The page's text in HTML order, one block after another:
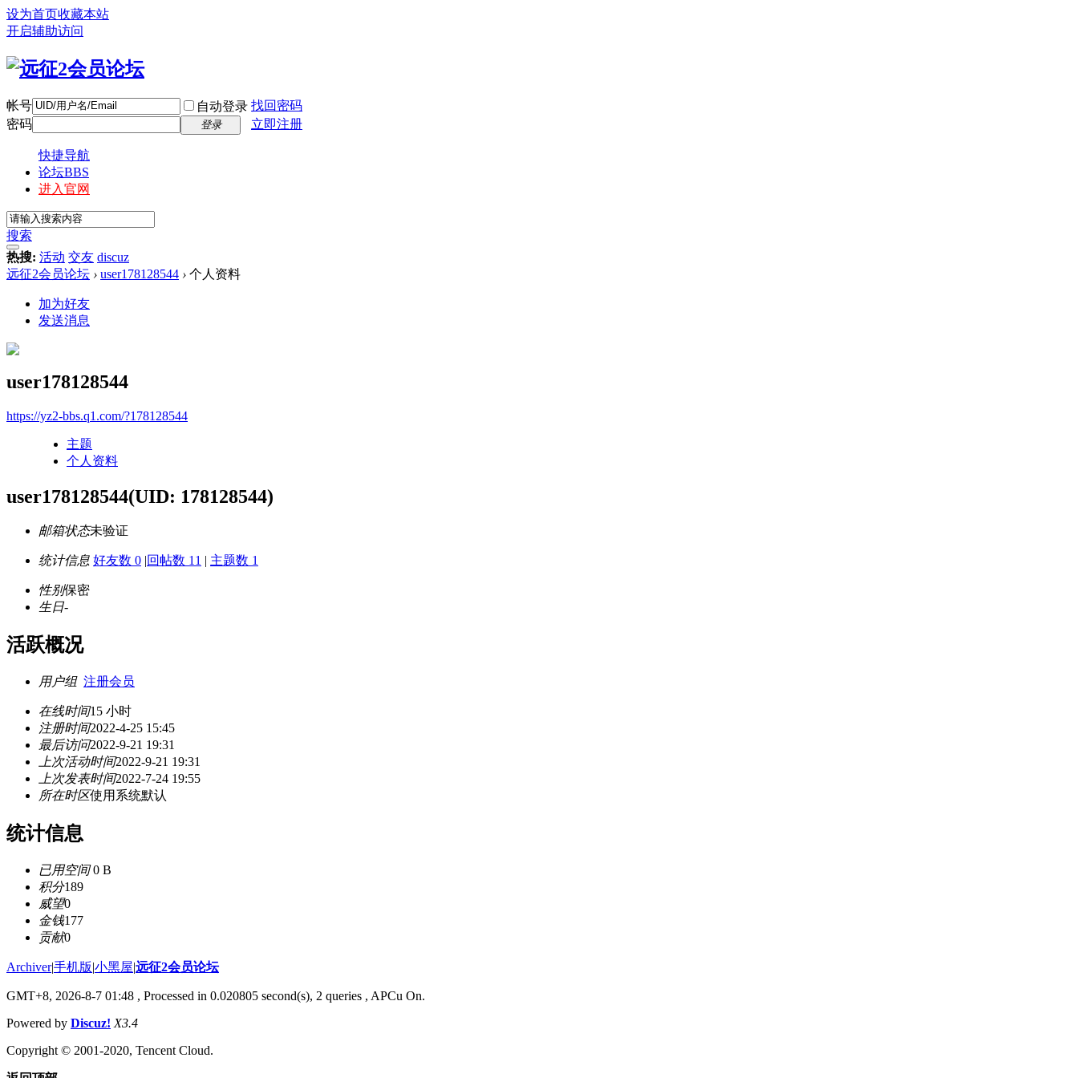
设为首页收藏本站
开启辅助访问
帐号 自动登录 找回密码
密码
登录 立即注册
快捷导航
论坛BBS
进入官网
搜索
热搜: 活动 交友 discuz
远征2会员论坛 › user178128544 › 个人资料
加为好友
发送消息
user178128544
https://yz2-bbs.q1.com/?178128544
主题
个人资料
user178128544(UID: 178128544)
邮箱状态未验证
统计信息 好友数 0 |回帖数 11 | 主题数 1
性别保密
生日-
活跃概况
用户组 注册会员
在线时间15 小时
注册时间2022-4-25 15:45
最后访问2022-9-21 19:31
上次活动时间2022-9-21 19:31
上次发表时间2022-7-24 19:55
所在时区使用系统默认
统计信息
已用空间0 B
积分189
威望0
金钱177
贡献0
Archiver|手机版|小黑屋|远征2会员论坛
GMT+8, 2026-8-7 01:48 , Processed in 0.020805 second(s), 2 queries , APCu On.
Powered by Discuz! X3.4
Copyright © 2001-2020, Tencent Cloud.